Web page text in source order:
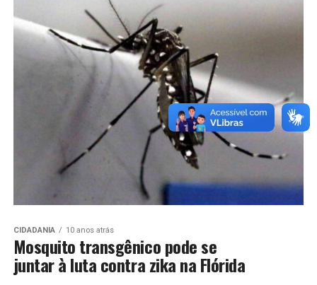
CIDADANIA 10 anos atrás
Mosquito transgênico pode se
juntar à luta contra zika na Flórida